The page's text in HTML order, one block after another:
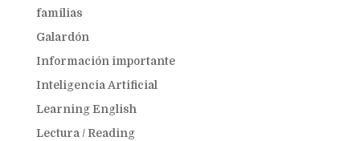
familias
Galardón
Información importante
Inteligencia Artificial
Learning English
Lectura / Reading